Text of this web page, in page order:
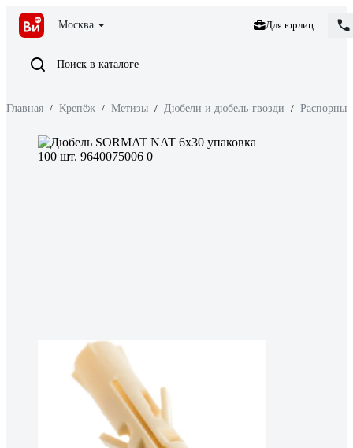
Москва Для юрлиц
Поиск в каталоге
Главная / Крепёж / Метизы / Дюбели и дюбель-гвозди / Распорные